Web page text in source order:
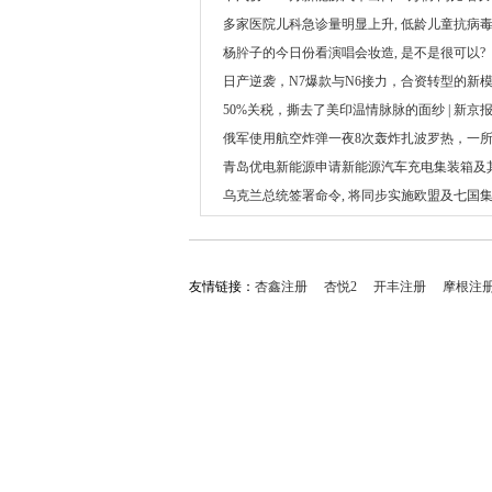
多家医院儿科急诊量明显上升, 低龄儿童抗病
用药有望迎来新选择
杨肸子的今日份看演唱会妆造, 是不是很可以?
日产逆袭，N7爆款与N6接力，合资转型的新
50%关税，撕去了美印温情脉脉的面纱 | 新京
俄军使用航空炸弹一夜8次轰炸扎波罗热，一
被击中，16死35伤
青岛优电新能源申请新能源汽车充电集装箱及
制系统专利，利用太阳能储能进行节能
乌克兰总统签署命令, 将同步实施欧盟及七国
友情链接： 杏鑫注册 杏悦2 开丰注册 摩根注